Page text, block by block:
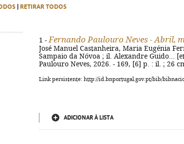
RETIRAR TODOS
1 - Fernando Paulouro Neves - Abril,
José Manuel Castanheira, Maria Eugénia
Sampaio da Nóvoa ; il. Alexandre Guido...
Paulouro Neves, 2026. - 169, [6] p. : il. ; 26
Link persistente: http://id.bnportugal.gov.pt/bib/
ADICIONAR À LISTA